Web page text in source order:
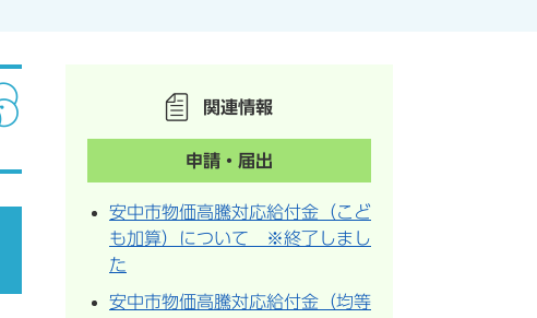
関連情報
申請・届出
安中市物価高騰対応給付金（こど
も加算）について ※終了しまし
た
安中市物価高騰対応給付金（均等